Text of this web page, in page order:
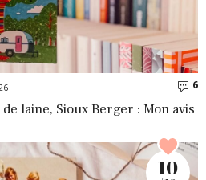
6
laine, Sioux Berger : Mon avis
10